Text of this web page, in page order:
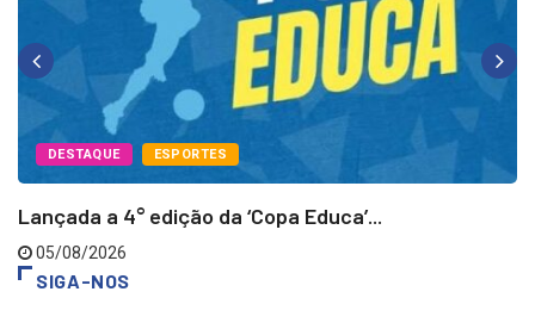
DESTAQUE ESPORTES
Lançada a 4° edição da ‘Copa Educa’...
05/08/2026
SIGA-NOS